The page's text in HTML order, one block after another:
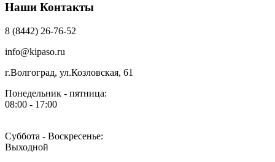
Наши Контакты
8 (8442) 26-76-52
info@kipaso.ru
г.Волгоград, ул.Козловская, 61
Понедельник - пятница:
08:00 - 17:00
Суббота - Воскресенье:
Выходной